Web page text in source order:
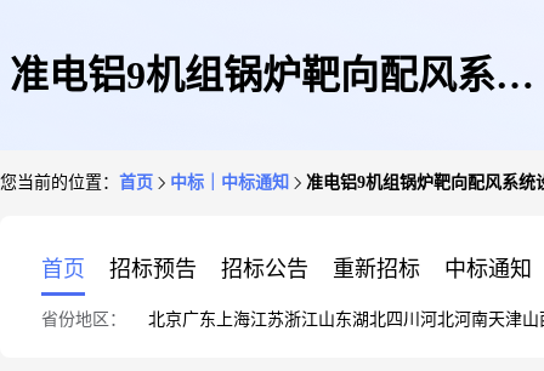
准电铝9机组锅炉靶向配风系统
您当前的位置： 首页 中标｜中标通知 准电铝9机组锅炉靶向配风系统
首页 招标预告 招标公告 重新招标 中标通知
省份地区： 北京广东 上海江苏浙江山东湖北四川 河北河南天津山